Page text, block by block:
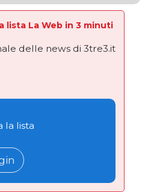
lista La Web in 3 minuti
delle news di 3tre3.it
la lista